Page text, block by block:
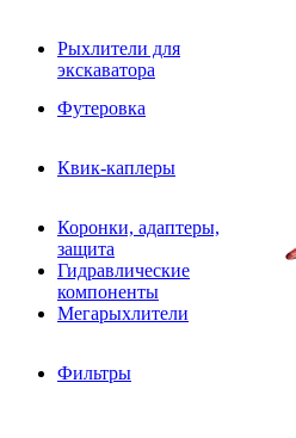
Рыхлители для
экскаватора
Футеровка
Квик-каплеры
Коронки, адаптеры,
защита
Гидравлические
компоненты
Мегарыхлители
Фильтры